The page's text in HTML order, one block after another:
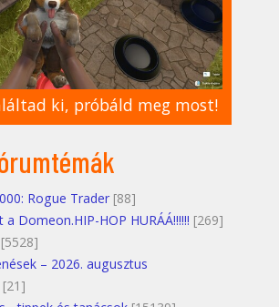
ki, próbáld meg most!
Rogue Trader [88]
Domeon.HIP-HOP HURÁÁ!!!!!! [269]
[5528]
– 2026. augusztus
[21]